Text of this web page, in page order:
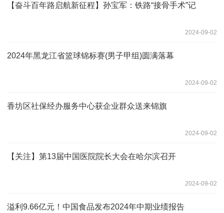
【奋斗百年路启航新征程】孙宝军：铁路“接骨手术”记
2024-09-02
2024年黑龙江省篮球锦标赛(男子甲组)圆满落幕
2024-09-02
香坊区社保经办服务中心获企业群众送来锦旗
2024-09-02
【关注】第13届中国医院院长大会在哈尔滨召开
2024-09-02
溢利9.66亿元！中国食品发布2024年中期业绩报告